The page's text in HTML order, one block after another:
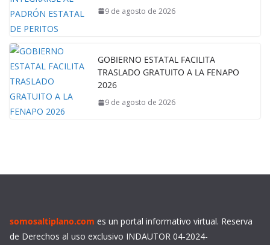
9 de agosto de 2026
GOBIERNO ESTATAL FACILITA
TRASLADO GRATUITO A LA FENAPO
2026
9 de agosto de 2026
somosaltiplano.com es un portal informativo virtual. Reserva
de Derechos al uso exclusivo INDAUTOR 04-2024-